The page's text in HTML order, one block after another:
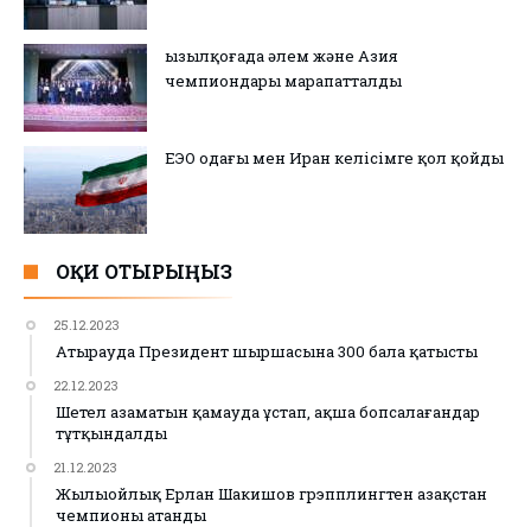
Қызылқоғада әлем және Азия
чемпиондары марапатталды
ЕЭО одағы мен Иран келісімге қол қойды
ОҚИ ОТЫРЫҢЫЗ
25.12.2023
Атырауда Президент шыршасына 300 бала қатысты
22.12.2023
Шетел азаматын қамауда ұстап, ақша бопсалағандар
тұтқындалды
21.12.2023
Жылыойлық Ерлан Шакишов грэпплингтен Қазақстан
чемпионы атанды